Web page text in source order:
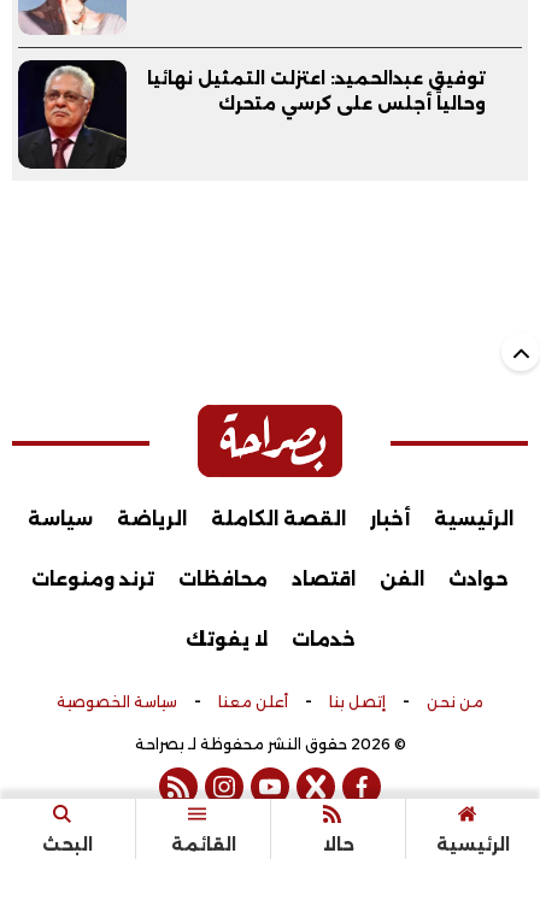
الرئيسية حالا القائمة البحث
توفيق عبدالحميد: اعتزلت التمثيل نهائيا
وحالياً أجلس على كرسي متحرك
الرئيسية أخبار القصة الكاملة الرياضة سياسة
حوادث الفن اقتصاد محافظات ترند ومنوعات
خدمات لا يفوتك
من نحن - إتصل بنا - أعلن معنا - سياسة الخصوصية
© 2026 حقوق النشر محفوظة لـ بصراحة
facebook
twitter
youtube
instagram
rss feed
تم التطوير بواسطة